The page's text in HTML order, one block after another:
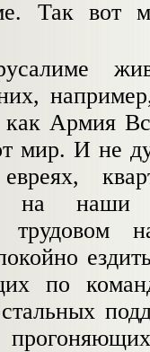
Так вот
как Армия
мир. И не
евреях,
на наши
трудовом
по